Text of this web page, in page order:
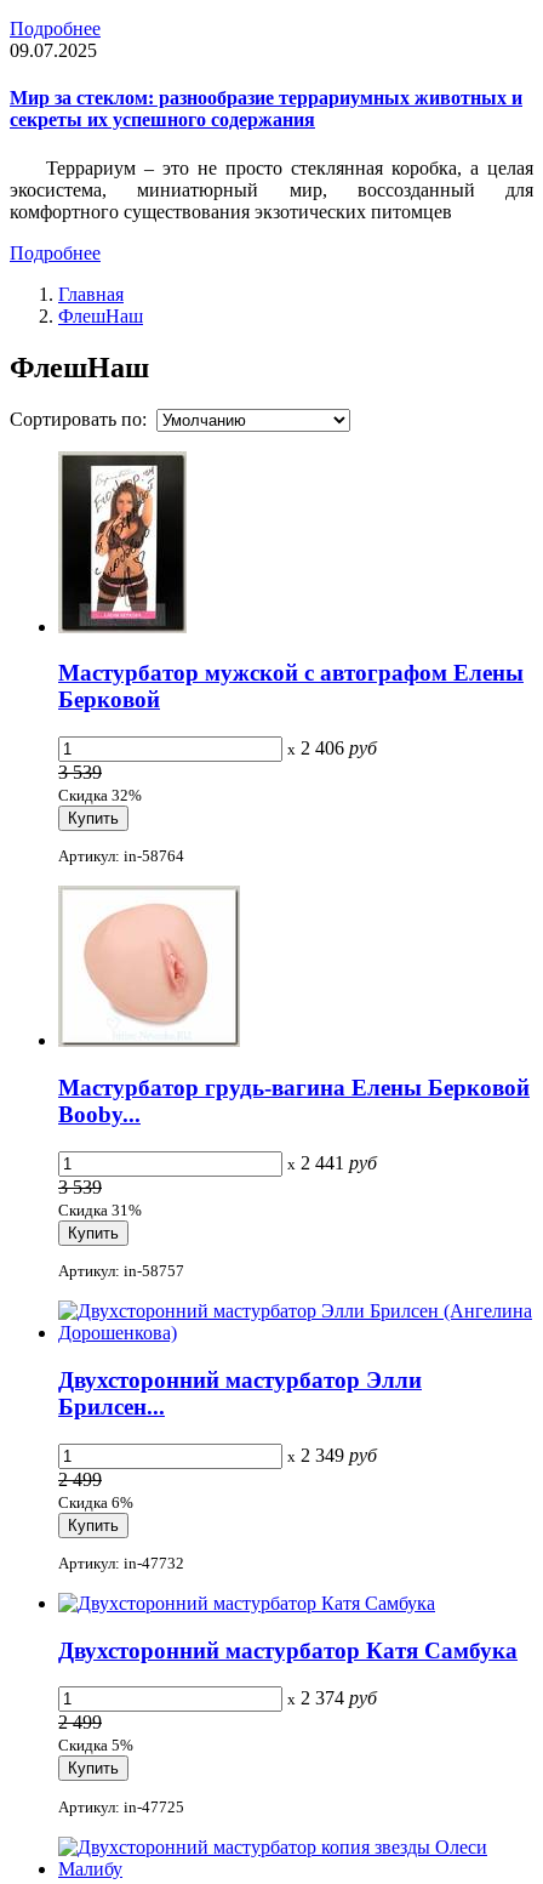
Подробнее
09.07.2025
Мир за стеклом: разнообразие террариумных животных и
секреты их успешного содержания
Террариум – это не просто стеклянная коробка, а целая
экосистема, миниатюрный мир, воссозданный для
комфортного существования экзотических питомцев
Подробнее
Главная
ФлешНаш
ФлешНаш
Сортировать по:
Мастурбатор мужской с автографом Елены
Берковой
x 2 406 руб
3 539
Скидка 32%
Артикул: in-58764
Мастурбатор грудь-вагина Елены Берковой
Booby...
x 2 441 руб
3 539
Скидка 31%
Артикул: in-58757
Двухсторонний мастурбатор Элли
Брилсен...
x 2 349 руб
2 499
Скидка 6%
Артикул: in-47732
Двухсторонний мастурбатор Катя Самбука
x 2 374 руб
2 499
Скидка 5%
Артикул: in-47725